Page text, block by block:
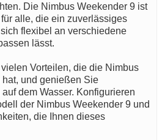
Die Nimbus Weekender 9 ist
alle, die ein zuverlässiges
flexibel an verschiedene
lässt.
Vorteilen, die die Nimbus
und genießen Sie
dem Wasser. Konfigurieren
der Nimbus Weekender 9 und
die Ihnen dieses